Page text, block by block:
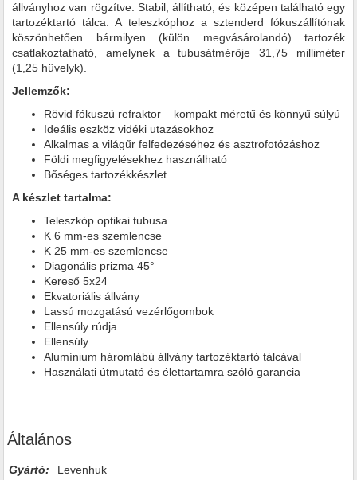
állványhoz van rögzítve. Stabil, állítható, és középen található egy
tartozéktartó tálca. A teleszkóphoz a sztenderd fókuszállítónak
köszönhetően bármilyen (külön megvásárolandó) tartozék
csatlakoztatható, amelynek a tubusátmérője 31,75 milliméter
(1,25 hüvelyk).
Jellemzők:
Rövid fókuszú refraktor – kompakt méretű és könnyű súlyú
Ideális eszköz vidéki utazásokhoz
Alkalmas a világűr felfedezéséhez és asztrofotózáshoz
Földi megfigyelésekhez használható
Bőséges tartozékkészlet
A készlet tartalma:
Teleszkóp optikai tubusa
K 6 mm-es szemlencse
K 25 mm-es szemlencse
Diagonális prizma 45°
Kereső 5x24
Ekvatoriális állvány
Lassú mozgatású vezérlőgombok
Ellensúly rúdja
Ellensúly
Alumínium háromlábú állvány tartozéktartó tálcával
Használati útmutató és élettartamra szóló garancia
Általános
Gyártó:
Levenhuk